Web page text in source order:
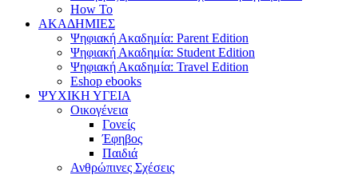
How To
ΑΚΑΔΗΜΙΕΣ
Ψηφιακή Ακαδημία: Parent Edition
Ψηφιακή Ακαδημία: Student Edition
Ψηφιακή Ακαδημία: Travel Edition
Eshop ebooks
ΨΥΧΙΚΗ ΥΓΕΙΑ
Οικογένεια
Γονείς
Έφηβος
Παιδιά
Ανθρώπινες Σχέσεις